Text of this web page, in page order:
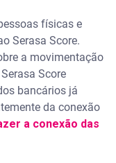
físicas e
Serasa Score.
a movimentação
Score
bancários já
da conexão
a conexão das